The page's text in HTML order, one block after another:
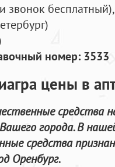
звонок бесплатный),
номер: 3533
цены в
средства
города. В
средства
Оренбург.